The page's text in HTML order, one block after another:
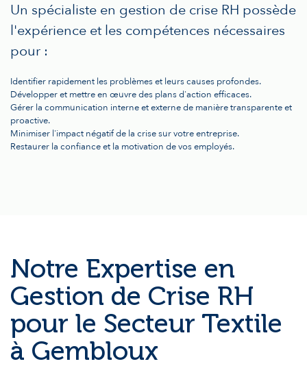
Un spécialiste en gestion de crise RH possède
l'expérience et les compétences nécessaires
pour :
Identifier rapidement les problèmes et leurs causes profondes.
Développer et mettre en œuvre des plans d'action efficaces.
Gérer la communication interne et externe de manière transparente et
proactive.
Minimiser l'impact négatif de la crise sur votre entreprise.
Restaurer la confiance et la motivation de vos employés.
Notre Expertise en
Gestion de Crise RH
pour le Secteur Textile
à Gembloux